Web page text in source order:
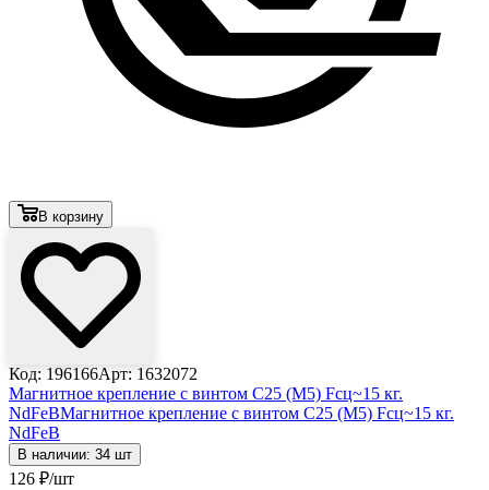
В корзину
Код: 196166Арт: 1632072
Магнитное крепление с винтом С25 (М5) Fсц~15 кг.
NdFeBМагнитное крепление с винтом С25 (М5) Fсц~15 кг.
NdFeB
В наличии: 34 шт
126 ₽/шт